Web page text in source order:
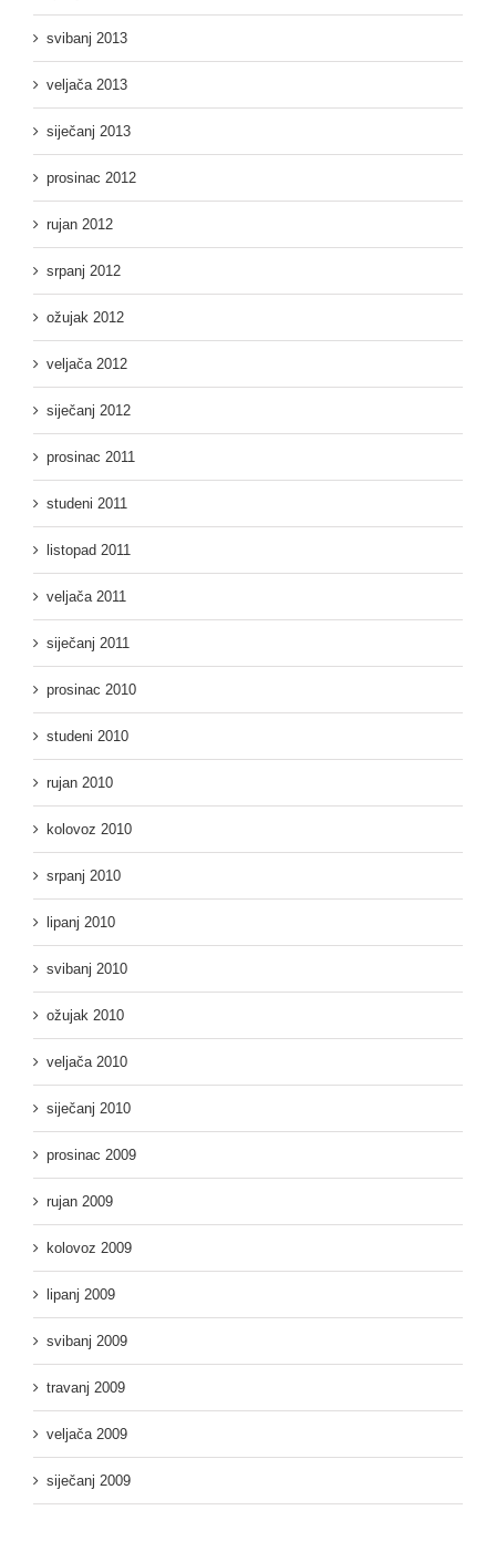
svibanj 2013
veljača 2013
siječanj 2013
prosinac 2012
rujan 2012
srpanj 2012
ožujak 2012
veljača 2012
siječanj 2012
prosinac 2011
studeni 2011
listopad 2011
veljača 2011
siječanj 2011
prosinac 2010
studeni 2010
rujan 2010
kolovoz 2010
srpanj 2010
lipanj 2010
svibanj 2010
ožujak 2010
veljača 2010
siječanj 2010
prosinac 2009
rujan 2009
kolovoz 2009
lipanj 2009
svibanj 2009
travanj 2009
veljača 2009
siječanj 2009